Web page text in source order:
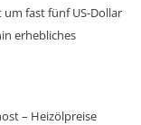
fast fünf US-Dollar
erhebliches
– Heizölpreise